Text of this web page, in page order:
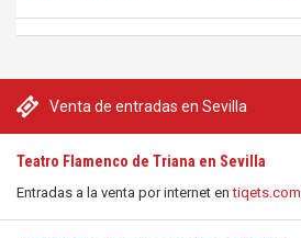
Venta de entradas en Sevilla
Teatro Flamenco de Triana en Sevilla
Entradas a la venta por internet entiqets.com